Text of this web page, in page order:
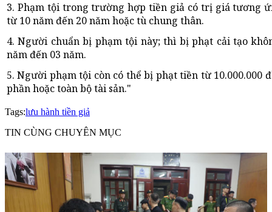
3. Phạm tội trong trường hợp tiền giả có trị giá tương
từ 10 năm đến 20 năm hoặc tù chung thân.
4. Người chuẩn bị phạm tội này; thì bị phạt cải tạo
năm đến 03 năm.
5. Người phạm tội còn có thể bị phạt tiền từ 10.000.000
phần hoặc toàn bộ tài sản."
Tags:lưu hành tiền giả
TIN CÙNG CHUYÊN MỤC